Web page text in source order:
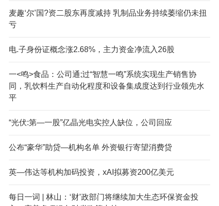
麦趣‘尔’国?资二股东再度减持 乳制品业务持续萎缩仍未扭
亏
电.子身份证概念涨2.68%，主力资金净流入26股
一<鸣>食品：公司通;过“智慧一鸣”系统实现生产销售协
同，乳饮料生产自动化程度和设备集成度达到行业领先水
平
“光伏:第—一股”亿晶光电实控人缺位，公司回应
公布“豪华”助贷—机构名单 外资银行寄望消费贷
英—伟达等机构加码投资，xAI拟募资200亿美元
每日一词 | 林山：‘财’政部门将继续加大生态环保资金投